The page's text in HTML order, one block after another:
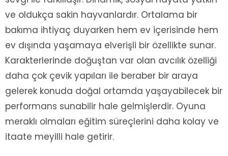
ve oldukça sakin hayvanlardır. Ortalama bir
bakıma ihtiyaç duyarken hem ev içerisinde hem
ev dışında yaşamaya elverişli bir özellikte sunar.
Karakterlerinde doğuştan var olan avcılık özelliği
daha çok çevik yapıları ile beraber bir araya
gelerek konuda doğal ortamda yaşayabilecek bir
performans sunabilir hale gelmişlerdir. Oyuna
meraklı olmaları eğitim süreçlerini daha kolay ve
itaate meyilli hale getirir.